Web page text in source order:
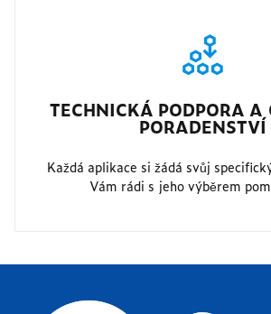
TECHNICKÁ PODPORA A
PORADENSTVÍ
Každá aplikace si žádá svůj
Vám rádi s jeho výběrem